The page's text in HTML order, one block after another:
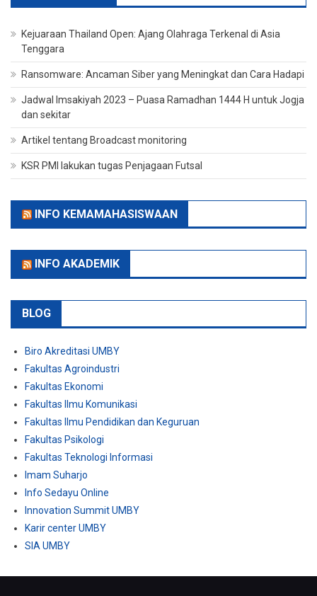
Kejuaraan Thailand Open: Ajang Olahraga Terkenal di Asia
Tenggara
Ransomware: Ancaman Siber yang Meningkat dan Cara Hadapi
Jadwal Imsakiyah 2023 – Puasa Ramadhan 1444 H untuk Jogja
dan sekitar
Artikel tentang Broadcast monitoring
KSR PMI lakukan tugas Penjagaan Futsal
INFO KEMAMAHASISWAAN
INFO AKADEMIK
BLOG
Biro Akreditasi UMBY
Fakultas Agroindustri
Fakultas Ekonomi
Fakultas Ilmu Komunikasi
Fakultas Ilmu Pendidikan dan Keguruan
Fakultas Psikologi
Fakultas Teknologi Informasi
Imam Suharjo
Info Sedayu Online
Innovation Summit UMBY
Karir center UMBY
SIA UMBY